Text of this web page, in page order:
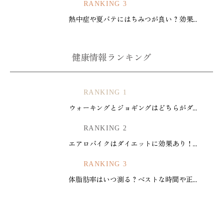
RANKING 3
熱中症や夏バテにはちみつが良い？効果...
健康情報ランキング
RANKING 1
ウォーキングとジョギングはどちらがダ...
RANKING 2
エアロバイクはダイエットに効果あり！...
RANKING 3
体脂肪率はいつ測る？ベストな時間や正...